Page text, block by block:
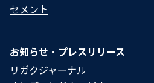
セメント
お知らせ・プレスリリース
リガクジャーナル